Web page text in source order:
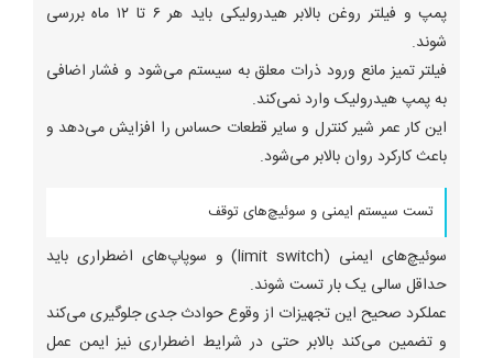
پمپ و فیلتر روغن بالابر هیدرولیکی باید هر ۶ تا ۱۲ ماه بررسی
شوند.
فیلتر تمیز مانع ورود ذرات معلق به سیستم می‌شود و فشار اضافی
به پمپ هیدرولیک وارد نمی‌کند.
این کار عمر شیر کنترل و سایر قطعات حساس را افزایش می‌دهد و
باعث کارکرد روان بالابر می‌شود.
تست سیستم ایمنی و سوئیچ‌های توقف
سوئیچ‌های ایمنی (limit switch) و سوپاپ‌های اضطراری باید
حداقل سالی یک بار تست شوند.
عملکرد صحیح این تجهیزات از وقوع حوادث جدی جلوگیری می‌کند
و تضمین می‌کند بالابر حتی در شرایط اضطراری نیز ایمن عمل